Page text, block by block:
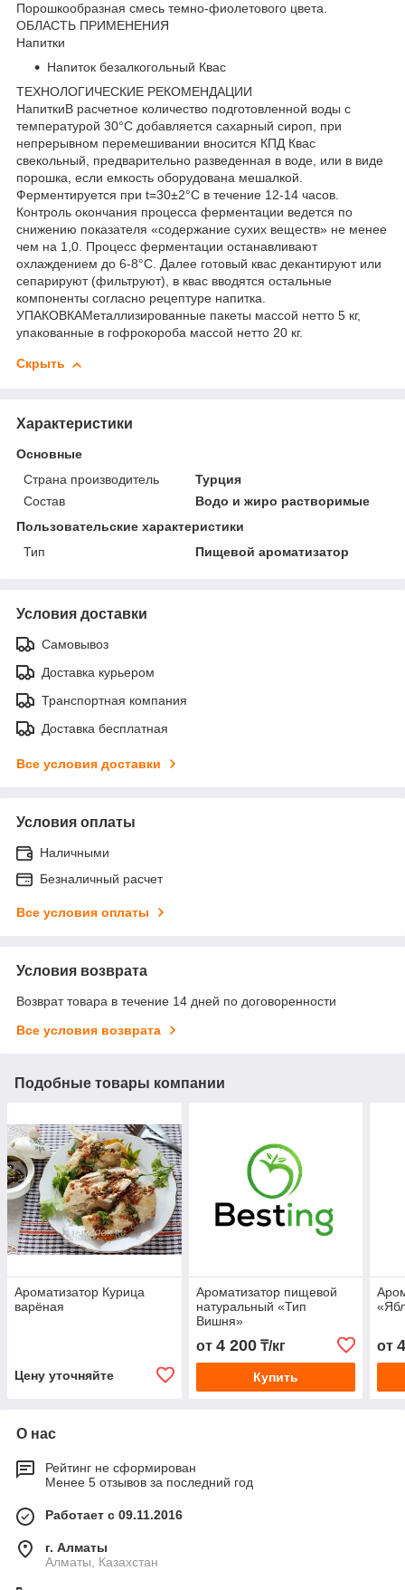
Порошкообразная смесь темно-фиолетового цвета.
ОБЛАСТЬ ПРИМЕНЕНИЯ
Напитки
Напиток безалкогольный Квас
ТЕХНОЛОГИЧЕСКИЕ РЕКОМЕНДАЦИИ
НапиткиВ расчетное количество подготовленной воды с
температурой 30°С добавляется сахарный сироп, при
непрерывном перемешивании вносится КПД Квас
свекольный, предварительно разведенная в воде, или в виде
порошка, если емкость оборудована мешалкой.
Ферментируется при t=30±2°С в течение 12-14 часов.
Контроль окончания процесса ферментации ведется по
снижению показателя «содержание сухих веществ» не менее
чем на 1,0. Процесс ферментации останавливают
охлаждением до 6-8°С. Далее готовый квас декантируют или
сепарируют (фильтруют), в квас вводятся остальные
компоненты согласно рецептуре напитка.
УПАКОВКАМеталлизированные пакеты массой нетто 5 кг,
упакованные в гофрокороба массой нетто 20 кг.
Скрыть
Характеристики
Основные
Страна производитель
Турция
Состав
Водо и жиро растворимые
Пользовательские характеристики
Тип
Пищевой ароматизатор
Условия доставки
Самовывоз
Доставка курьером
Транспортная компания
Доставка бесплатная
Все условия доставки
Условия оплаты
Наличными
Безналичный расчет
Все условия оплаты
Условия возврата
Возврат товара в течение 14 дней по договоренности
Все условия возврата
Подобные товары компании
Ароматизатор Курица
варёная
Цену уточняйте
Ароматизатор пищевой
натуральный «Тип
Вишня»
от 4 200₸/кг
Купить
от
О нас
Рейтинг не сформирован
Менее 5 отзывов за последний год
Работает с 09.11.2016
г. Алматы
Алматы, Казахстан